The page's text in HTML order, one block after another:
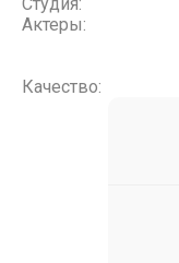
Актеры:
Качество: